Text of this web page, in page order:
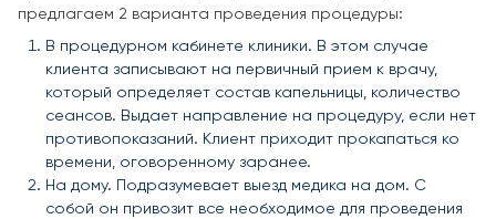
предлагаем 2 варианта проведения процедуры:
В процедурном кабинете клиники. В этом случае
клиента записывают на первичный прием к врачу,
который определяет состав капельницы, количество
сеансов. Выдает направление на процедуру, если нет
противопоказаний. Клиент приходит прокапаться ко
времени, оговоренному заранее.
На дому. Подразумевает выезд медика на дом. С
собой он привозит все необходимое для проведения